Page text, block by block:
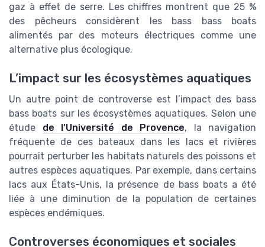
gaz à effet de serre. Les chiffres montrent que 25 %
des pêcheurs considèrent les bass bass boats
alimentés par des moteurs électriques comme une
alternative plus écologique.
L’impact sur les écosystèmes aquatiques
Un autre point de controverse est l’impact des bass
bass boats sur les écosystèmes aquatiques. Selon une
étude de l'Université de Provence, la navigation
fréquente de ces bateaux dans les lacs et rivières
pourrait perturber les habitats naturels des poissons et
autres espèces aquatiques. Par exemple, dans certains
lacs aux États-Unis, la présence de bass boats a été
liée à une diminution de la population de certaines
espèces endémiques.
Controverses économiques et sociales